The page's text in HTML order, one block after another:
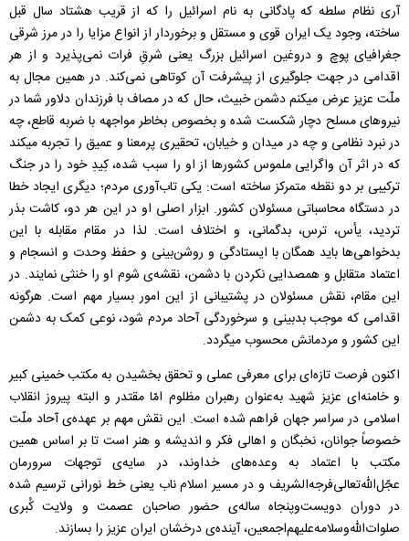
آری نظام سلطه که پادگانی به نام اسرائیل را که از قریب هشتاد سال قبل
ساخته، وجود یک ایران قوی و مستقل و برخوردار از انواع مزایا را در مرز شرقی
جغرافیای پوچ و دروغین اسرائیل بزرگ یعنی شرقِ فرات نمی‌پذیرد و از هر
اقدامی در جهت جلوگیری از پیشرفت آن کوتاهی نمی‌کند. در همین مجال به
ملّت عزیز عرض میکنم دشمن خبیث، حال که در مصاف با فرزندان دلاور شما در
نیروهای مسلح دچار شکست شده و بخصوص بخاطر مواجهه با ضربه‌ قاطع، چه
در نبرد نظامی و چه در میدان و خیابان، تحقیری پرمعنا و عمیق را تجربه میکند
که در اثر آن واگرایی ملموس کشورها از او را سبب شده، کِیدِ خود را در جنگ
ترکیبی بر دو نقطه متمرکز ساخته است: یکی تاب‌آوری مردم؛ دیگری ایجاد خطا
در دستگاه محاسباتی مسئولان کشور. ابزار اصلی او در این هر دو، کاشت بذر
تردید، یأس، ترس، بدگمانی، و اختلاف است. لذا در مقام مقابله با این
بدخواهی‌ها باید همگان با ایستادگی و روشن‌بینی و حفظ وحدت و انسجام و
اعتماد متقابل و همصدایی نکردن با دشمن، نقشه‌ی شوم او را خنثی نمایند. در
این مقام، نقش مسئولان در پشتیبانی از این امور بسیار مهم است. هرگونه
اقدامی که موجب بدبینی و سرخوردگی آحاد مردم شود، نوعی کمک به دشمن
این کشور و مردمانش محسوب میگردد.
اکنون فرصت تازه‌ای برای معرفی عملی و تحقق بخشیدن به مکتب خمینی کبیر
و خامنه‌ای عزیز شهید به‌عنوان رهبران مظلوم امّا مقتدر و البته پیروز انقلاب
اسلامی در سراسر جهان فراهم شده است. این نقش مهم بر عهده‌ی آحاد ملّت
خصوصاً جوانان، نخبگان و اهالی فکر و اندیشه و هنر است تا بر اساس همین
مکتب با اعتماد به وعده‌های خداوند، در سایه‌ی توجهات سرورمان
عجّل‌‌الله‌تعالی‌فرجه‌الشریف و در مسیر اسلام ناب یعنی خط نورانی ترسیم شده
در دوران دویست‌و‌پنجاه ساله‌ی حضور صاحبان عصمت و ولایت کُبری
صلوات‌الله‌وسلامه‌علیهم‌اجمعین، آینده‌ی درخشان ایران عزیز را بسازند.